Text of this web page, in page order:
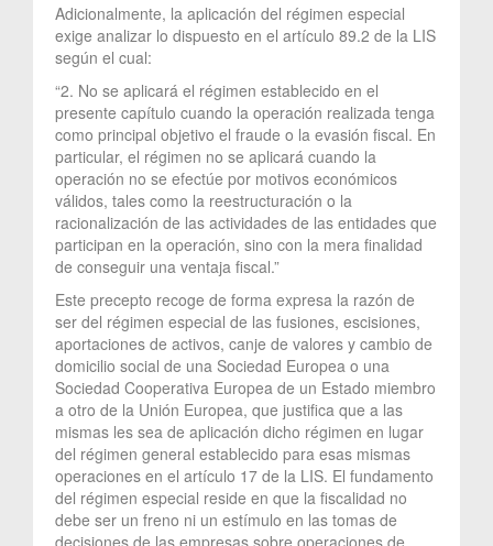
Adicionalmente, la aplicación del régimen especial
exige analizar lo dispuesto en el artículo 89.2 de la LIS
según el cual:
“2. No se aplicará el régimen establecido en el
presente capítulo cuando la operación realizada tenga
como principal objetivo el fraude o la evasión fiscal. En
particular, el régimen no se aplicará cuando la
operación no se efectúe por motivos económicos
válidos, tales como la reestructuración o la
racionalización de las actividades de las entidades que
participan en la operación, sino con la mera finalidad
de conseguir una ventaja fiscal.”
Este precepto recoge de forma expresa la razón de
ser del régimen especial de las fusiones, escisiones,
aportaciones de activos, canje de valores y cambio de
domicilio social de una Sociedad Europea o una
Sociedad Cooperativa Europea de un Estado miembro
a otro de la Unión Europea, que justifica que a las
mismas les sea de aplicación dicho régimen en lugar
del régimen general establecido para esas mismas
operaciones en el artículo 17 de la LIS. El fundamento
del régimen especial reside en que la fiscalidad no
debe ser un freno ni un estímulo en las tomas de
decisiones de las empresas sobre operaciones de